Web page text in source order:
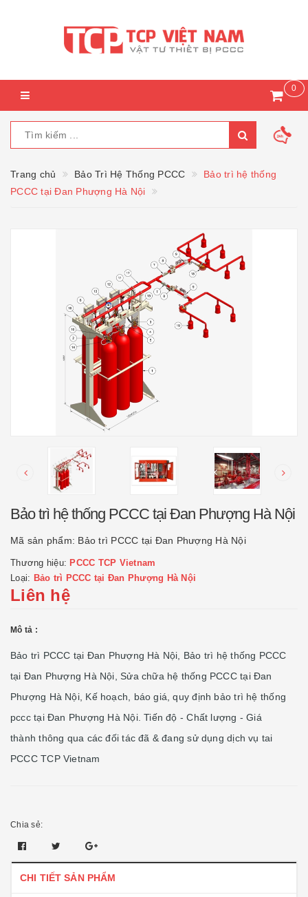
0
Trang chủ Bảo Trì Hệ Thống PCCC
Bảo trì hệ thống
PCCC tại Đan Phượng Hà Nội
Bảo trì hệ thống PCCC tại Đan Phượng Hà Nội
Mã sản phẩm: Bảo trì PCCC tại Đan Phượng Hà Nội
Thương hiệu: PCCC TCP Vietnam
Loại: Bảo trì PCCC tại Đan Phượng Hà Nội
Liên hệ
Mô tả :
Bảo trì PCCC tại Đan Phượng Hà Nội, Bảo trì hệ thống PCCC
tại Đan Phượng Hà Nội, Sửa chữa hệ thống PCCC tại Đan
Phượng Hà Nội, Kế hoạch, báo giá, quy định bảo trì hệ thống
pccc tại Đan Phượng Hà Nội. Tiến độ - Chất lượng - Giá
thành thông qua các đối tác đã & đang sử dụng dịch vụ tai
PCCC TCP Vietnam
Chia sẻ:
CHI TIẾT SẢN PHẨM